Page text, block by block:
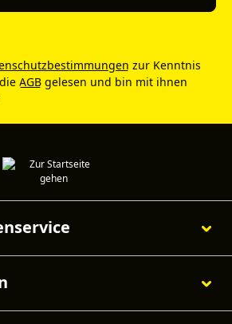
zur Kenntnis
AGB gelesen und bin mit ihnen